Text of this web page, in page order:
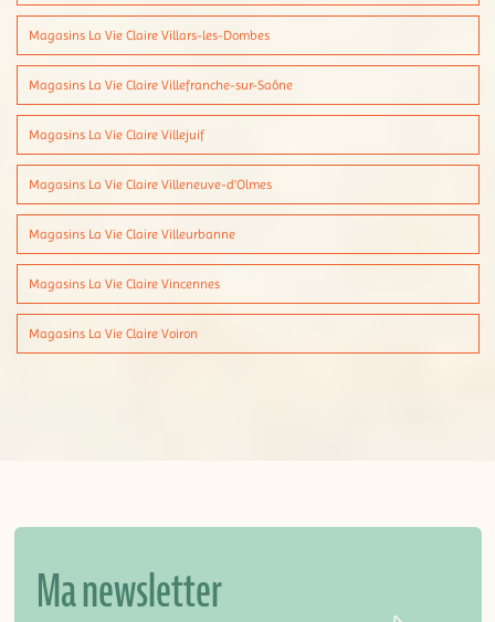
Magasins La Vie Claire Villars-les-Dombes
Magasins La Vie Claire Villefranche-sur-Saône
Magasins La Vie Claire Villejuif
Magasins La Vie Claire Villeneuve-d'Olmes
Magasins La Vie Claire Villeurbanne
Magasins La Vie Claire Vincennes
Magasins La Vie Claire Voiron
Ma newsletter